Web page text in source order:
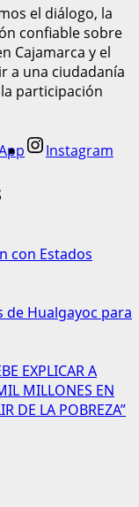
el diálogo, la
confiable sobre
Cajamarca y el
a una ciudadanía
participación
Instagram
con Estados
de Hualgayoc para
EXPLICAR A
MILLONES EN
DE LA POBREZA”